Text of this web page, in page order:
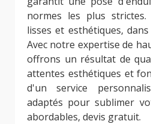
normes les plus
lisses et esthétiques,
Avec notre expertise de
offrons un résultat de
attentes esthétiques et
d'un service
adaptés pour sublimer
abordables, devis gratuit.